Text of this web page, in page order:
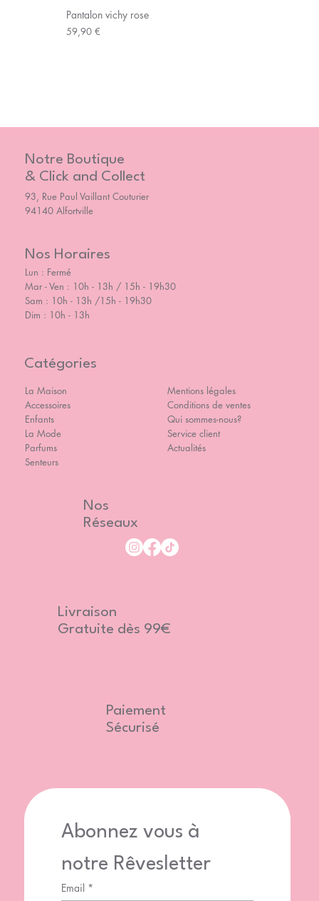
Pantalon vichy rose
Prix
59,90 €
Notre Boutique
& Click and Collect
93, Rue Paul Vaillant Couturier
94140 Alfortville
Nos Horaires
Lun : Fermé
Mar - Ven : 10h - 13h / 15h - 19h30
Sam : 10h - 13h /15h - 19h30
Dim : 10h - 13h
Catégories
La Maison
Accessoires
Enfants
La Mode
Parfums
Senteurs
Mentions légales
Conditions de ventes
Qui sommes-nous?
Service client
Actualités
Abonnez vous à
notre Rêvesletter
Email *
Nos
Réseaux
Livraison
Gratuite dès 99€
Paiement
Sécurisé